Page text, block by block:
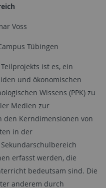
Voss
Tübingen
ist es, ein
und ökonomischen
Wissens (PPK) zu
Medien zur
den Kerndimensionen von
in der
erfasst werden, die
bedeutsam sind. Die
anderem durch